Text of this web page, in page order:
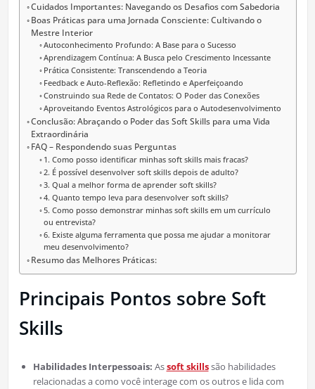
Cuidados Importantes: Navegando os Desafios com Sabedoria
Boas Práticas para uma Jornada Consciente: Cultivando o
Mestre Interior
Autoconhecimento Profundo: A Base para o Sucesso
Aprendizagem Contínua: A Busca pelo Crescimento Incessante
Prática Consistente: Transcendendo a Teoria
Feedback e Auto-Reflexão: Refletindo e Aperfeiçoando
Construindo sua Rede de Contatos: O Poder das Conexões
Aproveitando Eventos Astrológicos para o Autodesenvolvimento
Conclusão: Abraçando o Poder das Soft Skills para uma Vida
Extraordinária
FAQ – Respondendo suas Perguntas
1. Como posso identificar minhas soft skills mais fracas?
2. É possível desenvolver soft skills depois de adulto?
3. Qual a melhor forma de aprender soft skills?
4. Quanto tempo leva para desenvolver soft skills?
5. Como posso demonstrar minhas soft skills em um currículo
ou entrevista?
6. Existe alguma ferramenta que possa me ajudar a monitorar
meu desenvolvimento?
Resumo das Melhores Práticas:
Principais Pontos sobre Soft
Skills
Habilidades Interpessoais: Assoft skillssão habilidades
relacionadas a como você interage com os outros e lida com